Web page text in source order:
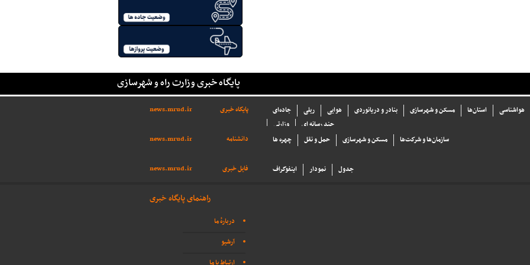
پایگاه خبری وزارت راه و شهرسازی
پایگاه خبری news.mrud.ir جاده‌ای ریلی هوایی بنادر و دریانوردی مسکن و شهرسازی استان‌ها
هواشناسی
وزارتی
چند رسانه ای
دانشنامه
news.mrud.ir چهره ها حمل و نقل مسکن و شهرسازی سازما‌ن‌ها و شركت‌ها
فایل خبری news.mrud.ir اینفوگراف نمودار جدول
راهنمای پایگاه خبری
دربارهٔ ما
آرشیو